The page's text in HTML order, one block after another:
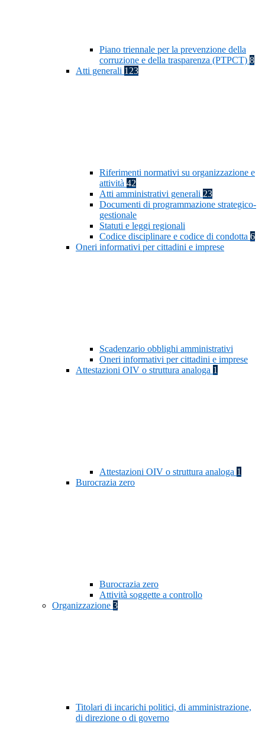
Piano triennale per la prevenzione della
corruzione e della trasparenza (PTPCT) 8
Atti generali 123
Riferimenti normativi su organizzazione e
attività 42
Atti amministrativi generali 23
Documenti di programmazione strategico-
gestionale
Statuti e leggi regionali
Codice disciplinare e codice di condotta 6
Oneri informativi per cittadini e imprese
Scadenzario obblighi amministrativi
Oneri informativi per cittadini e imprese
Attestazioni OIV o struttura analoga 1
Attestazioni OIV o struttura analoga 1
Burocrazia zero
Burocrazia zero
Attività soggette a controllo
Organizzazione 3
Titolari di incarichi politici, di amministrazione,
di direzione o di governo